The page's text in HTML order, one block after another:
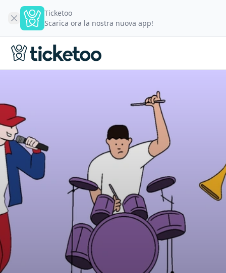
Ticketoo
Scarica ora la nostra nuova app!